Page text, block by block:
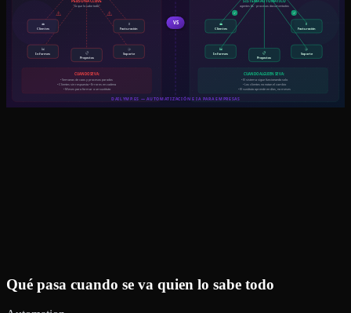
Qué pasa cuando se va quien lo sabe todo